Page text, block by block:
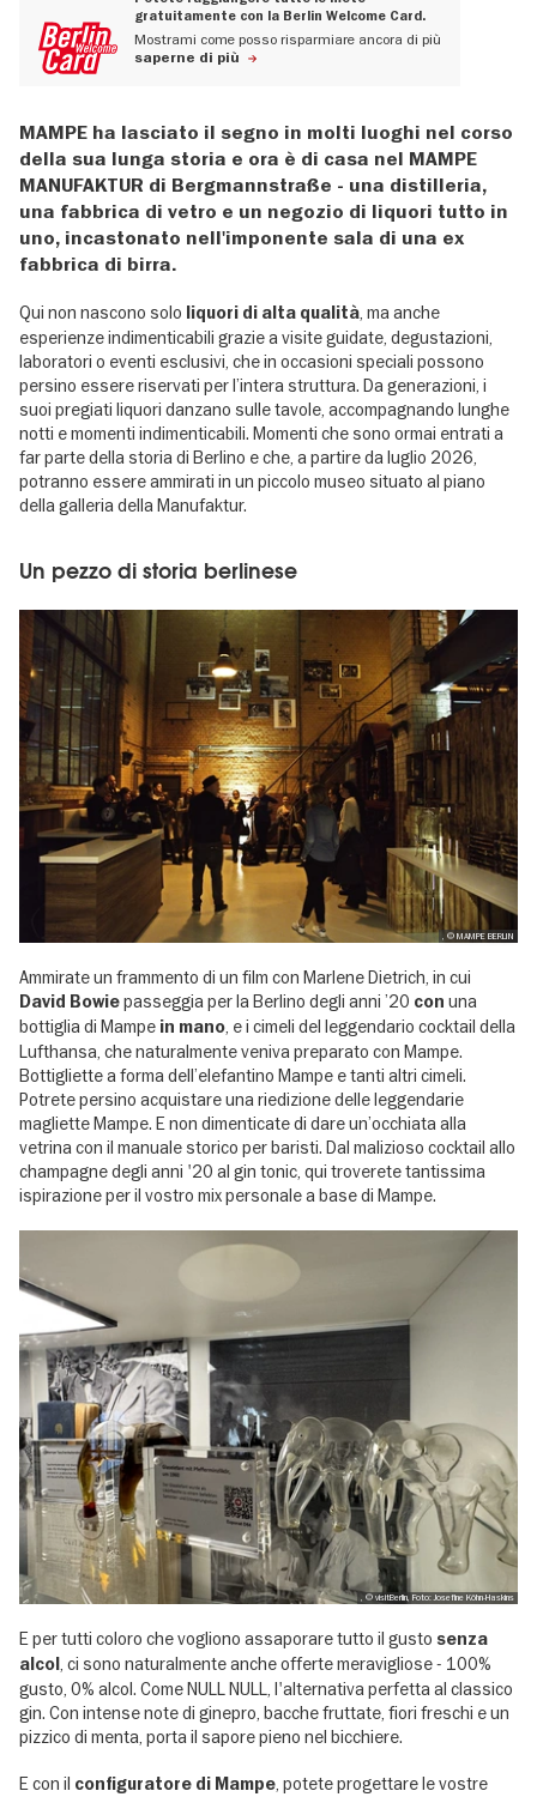
gratuitamente con la Berlin Welcome Card.
Mostrami come posso risparmiare ancora di più
saperne di più
MAMPE ha lasciato il segno in molti luoghi nel corso
della sua lunga storia e ora è di casa nel MAMPE
MANUFAKTUR di Bergmannstraße - una distilleria,
una fabbrica di vetro e un negozio di liquori tutto in
uno, incastonato nell'imponente sala di una ex
fabbrica di birra.
Qui non nascono solo liquori di alta qualità, ma anche
esperienze indimenticabili grazie a visite guidate, degustazioni,
laboratori o eventi esclusivi, che in occasioni speciali possono
persino essere riservati per l’intera struttura. Da generazioni, i
suoi pregiati liquori danzano sulle tavole, accompagnando lunghe
notti e momenti indimenticabili. Momenti che sono ormai entrati a
far parte della storia di Berlino e che, a partire da luglio 2026,
potranno essere ammirati in un piccolo museo situato al piano
della galleria della Manufaktur.
Un pezzo di storia berlinese
, © MAMPE BERLIN
Ammirate un frammento di un film con Marlene Dietrich, in cui
David Bowiepasseggia per la Berlino degli anni ’20 con una
bottiglia di Mampe in mano, e i cimeli del leggendario cocktail della
Lufthansa, che naturalmente veniva preparato con Mampe.
Bottigliette a forma dell’elefantino Mampe e tanti altri cimeli.
Potrete persino acquistare una riedizione delle leggendarie
magliette Mampe. E non dimenticate di dare un’occhiata alla
vetrina con il manuale storico per baristi. Dal malizioso cocktail allo
champagne degli anni '20 al gin tonic, qui troverete tantissima
ispirazione per il vostro mix personale a base di Mampe.
, © visitBerlin, Foto: Josefine Köhn-Haskins
E per tutti coloro che vogliono assaporare tutto il gusto senza
alcol , ci sono naturalmente anche offerte meravigliose - 100%
gusto, 0% alcol. Come NULL NULL, l'alternativa perfetta al classico
gin. Con intense note di ginepro, bacche fruttate, fiori freschi e un
pizzico di menta, porta il sapore pieno nel bicchiere.
E con il configuratore di Mampe, potete progettare le vostre